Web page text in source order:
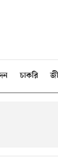
চাকরি